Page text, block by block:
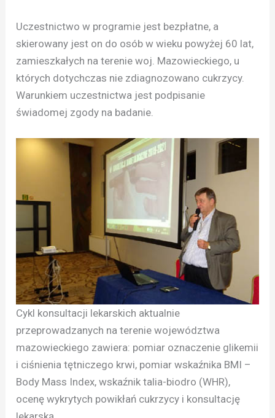
Uczestnictwo w programie jest bezpłatne, a
skierowany jest on do osób w wieku powyżej 60 lat,
zamieszkałych na terenie woj. Mazowieckiego, u
których dotychczas nie zdiagnozowano cukrzycy.
Warunkiem uczestnictwa jest podpisanie
świadomej zgody na badanie.
Cykl konsultacji lekarskich aktualnie
przeprowadzanych na terenie województwa
mazowieckiego zawiera: pomiar oznaczenie glikemii
i ciśnienia tętniczego krwi, pomiar wskaźnika BMI –
Body Mass Index, wskaźnik talia-biodro (WHR),
ocenę wykrytych powikłań cukrzycy i konsultację